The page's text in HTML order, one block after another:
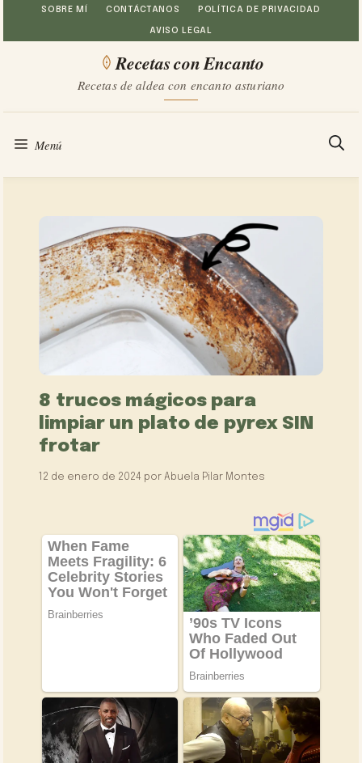
Saltar
al
SOBRE MÍ CONTÁCTANOS POLÍTICA DE PRIVACIDAD
AVISO LEGAL
Recetas con Encanto
Recetas de aldea con encanto asturiano
Menú
8 trucos mágicos para
limpiar un plato de pyrex SIN
frotar
12 de enero de 2024 porAbuela Pilar Montes